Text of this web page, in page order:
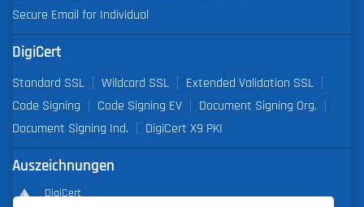
Secure Email for Individual
DigiCert
Standard SSL Wildcard SSL
Extended Validation SSL
Code Signing
Code Signing EV
Document Signing Org.
Document Signing Ind.
DigiCert X9 PKI
Auszeichnungen
DigiCert